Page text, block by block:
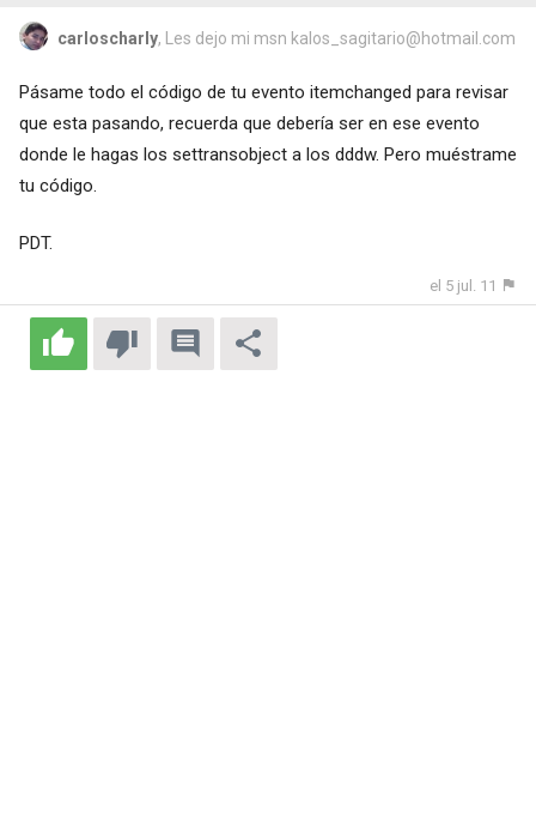
carloscharly, Les dejo mi msn kalos_sagitario@hotmail.com
Pásame todo el código de tu evento itemchanged para revisar
que esta pasando, recuerda que debería ser en ese evento
donde le hagas los settransobject a los dddw. Pero muéstrame
tu código.
PDT.
el 5 jul. 11